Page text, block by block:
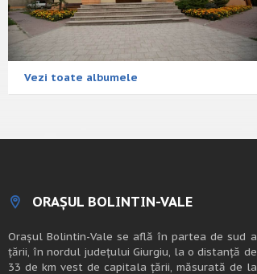
Vezi toate albumele
ORAȘUL BOLINTIN-VALE
Oraşul Bolintin-Vale se află în partea de sud a
ţării, în nordul judeţului Giurgiu, la o distanţă de
33 de km vest de capitala țării, măsurată de la